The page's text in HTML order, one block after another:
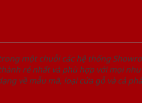
một chuỗi các hệ thống
rẻ nhất và phù hợp với mọi
về mẫu mã, loại cửa gỗ và cả